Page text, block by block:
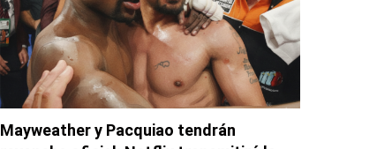
Mayweather y Pacquiao tendrán